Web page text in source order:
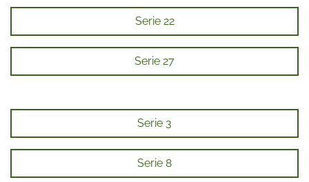
Serie 22
Serie 27
Serie 3
Serie 8